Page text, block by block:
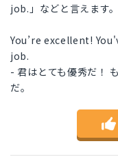
job.」などと言えます。
You’re excellent!
job.
- 君はとても優秀だ！
だ。